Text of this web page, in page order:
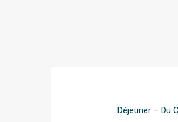
Déjeuner – Du